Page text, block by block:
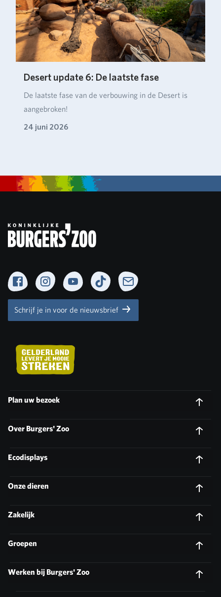
Desert update 6: De laatste fase
De laatste fase van de verbouwing in de Desert is
aangebroken!
24 juni 2026
FacebookInstagramYouTubeTikTok Newsletter
Schrijf je in voor de nieuwsbrief
Plan uw bezoek
Over Burgers' Zoo
Ecodisplays
Onze dieren
Zakelijk
Groepen
Werken bij Burgers' Zoo